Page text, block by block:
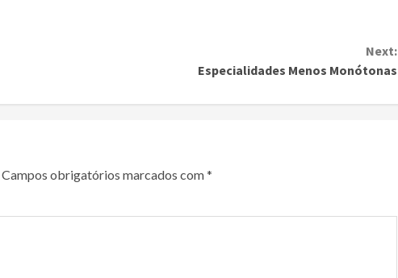
Next:
Especialidades Menos Monótonas
Campos obrigatórios marcados com*